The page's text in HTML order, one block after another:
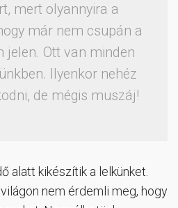
mert olyannyira a
már nem csupán a
jelen. Ott van minden
Ilyenkor nehéz
de mégis muszáj!
alatt kikészítik a lelkünket.
nem érdemli meg, hogy